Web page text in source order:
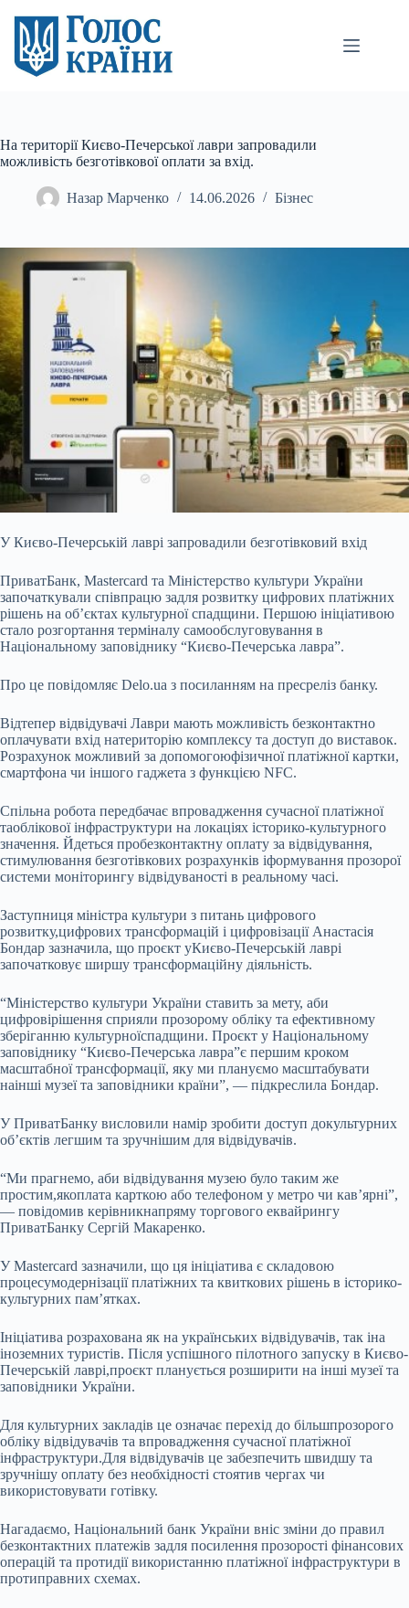
вмісту
На території Києво-Печерської лаври запровадили
можливість безготівкової оплати за вхід.
Назар Марченко 14.06.2026 Бізнес
У Києво-Печерській лаврі запровадили безготівковий вхід
ПриватБанк, Mastercard та Міністерство культури України
започаткували співпрацю задля розвитку цифрових платіжних
рішень на об’єктах культурної спадщини. Першою ініціативою
стало розгортання терміналу самообслуговування в
Національному заповіднику “Києво-Печерська лавра”.
Про це повідомляє Delo.ua з посиланням на пресреліз банку.
Відтепер відвідувачі Лаври мають можливість безконтактно
оплачувати вхід натериторію комплексу та доступ до виставок.
Розрахунок можливий за допомогоюфізичної платіжної картки,
смартфона чи іншого гаджета з функцією NFC.
Спільна робота передбачає впровадження сучасної платіжної
таоблікової інфраструктури на локаціях історико-культурного
значення. Йдеться пробезконтактну оплату за відвідування,
стимулювання безготівкових розрахунків іформування прозорої
системи моніторингу відвідуваності в реальному часі.
Заступниця міністра культури з питань цифрового
розвитку,цифрових трансформацій і цифровізації Анастасія
Бондар зазначила, що проєкт уКиєво-Печерській лаврі
започатковує ширшу трансформаційну діяльність.
“Міністерство культури України ставить за мету, аби
цифровірішення сприяли прозорому обліку та ефективному
зберіганню культурноїспадщини. Проєкт у Національному
заповіднику “Києво-Печерська лавра”є першим кроком
масштабної трансформації, яку ми плануємо масштабувати
наінші музеї та заповідники країни”, — підкреслила Бондар.
У ПриватБанку висловили намір зробити доступ докультурних
об’єктів легшим та зручнішим для відвідувачів.
“Ми прагнемо, аби відвідування музею було таким же
простим,якоплата карткою або телефоном у метро чи кав’ярні”,
— повідомив керівникнапряму торгового еквайрингу
ПриватБанку Сергій Макаренко.
У Mastercard зазначили, що ця ініціатива є складовою
процесумодернізації платіжних та квиткових рішень в історико-
культурних пам’ятках.
Ініціатива розрахована як на українських відвідувачів, так іна
іноземних туристів. Після успішного пілотного запуску в Києво-
Печерській лаврі,проєкт планується розширити на інші музеї та
заповідники України.
Для культурних закладів це означає перехід до більшпрозорого
обліку відвідувачів та впровадження сучасної платіжної
інфраструктури.Для відвідувачів це забезпечить швидшу та
зручнішу оплату без необхідності стоятив чергах чи
використовувати готівку.
Нагадаємо, Національний банк України вніс зміни до правил
безконтактних платежів задля посилення прозорості фінансових
операцій та протидії використанню платіжної інфраструктури в
протиправних схемах.